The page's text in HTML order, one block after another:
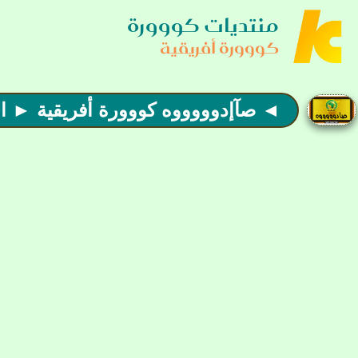
منتديات كووورة
كووورة أفريقية
◄ صآإدوووووه كووورة أفريقية ►